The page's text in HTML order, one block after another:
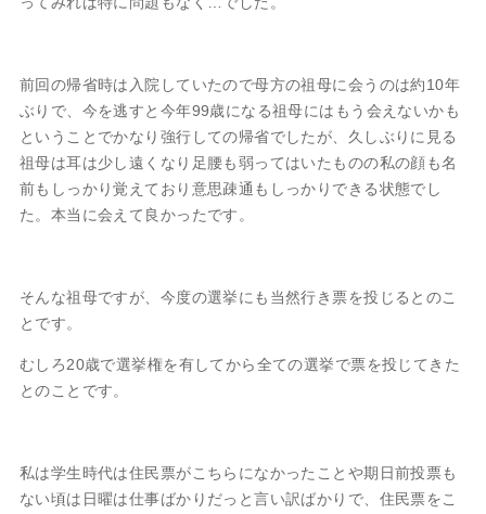
前回の帰省時は入院していたので母方の祖母に会うのは約10年
ぶりで、今を逃すと今年99歳になる祖母にはもう会えないかも
ということでかなり強行しての帰省でしたが、久しぶりに見る
祖母は耳は少し遠くなり足腰も弱ってはいたものの私の顔も名
前もしっかり覚えており意思疎通もしっかりできる状態でし
た。本当に会えて良かったです。
そんな祖母ですが、今度の選挙にも当然行き票を投じるとのこ
とです。
むしろ20歳で選挙権を有してから全ての選挙で票を投じてきた
とのことです。
私は学生時代は住民票がこちらになかったことや期日前投票も
ない頃は日曜は仕事ばかりだっと言い訳ばかりで、住民票をこ